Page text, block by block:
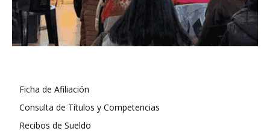
Ficha de Afiliación
Consulta de Títulos y Competencias
Recibos de Sueldo